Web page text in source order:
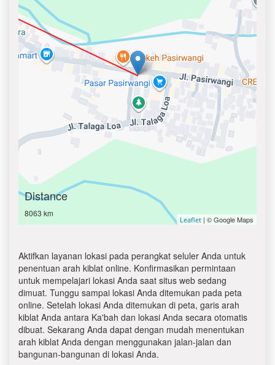
Distance
8063 km
Leaflet | © Google Maps
Aktifkan layanan lokasi pada perangkat seluler Anda untuk
penentuan arah kiblat online. Konfirmasikan permintaan
untuk mempelajari lokasi Anda saat situs web sedang
dimuat. Tunggu sampai lokasi Anda ditemukan pada peta
online. Setelah lokasi Anda ditemukan di peta, garis arah
kiblat Anda antara Ka'bah dan lokasi Anda secara otomatis
dibuat. Sekarang Anda dapat dengan mudah menentukan
arah kiblat Anda dengan menggunakan jalan-jalan dan
bangunan-bangunan di lokasi Anda.